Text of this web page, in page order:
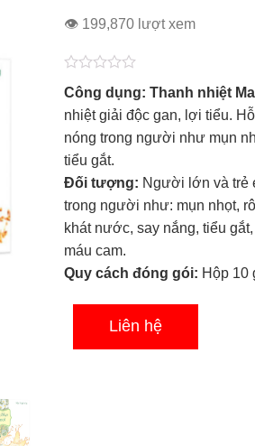
👁 199,870 lượt xem
Được
xếp
hạng
0.0
5
sao
Công dụng: Thanh nhiệt
nhiệt giải độc gan, lợi tiểu.
nóng trong người như mụn
tiểu gắt.
Đối tượng: Người lớn và trẻ
trong người như: mụn nhọt,
khát nước, say nắng, tiểu
máu cam.
Quy cách đóng gói: Hộp 10
Liên hệ